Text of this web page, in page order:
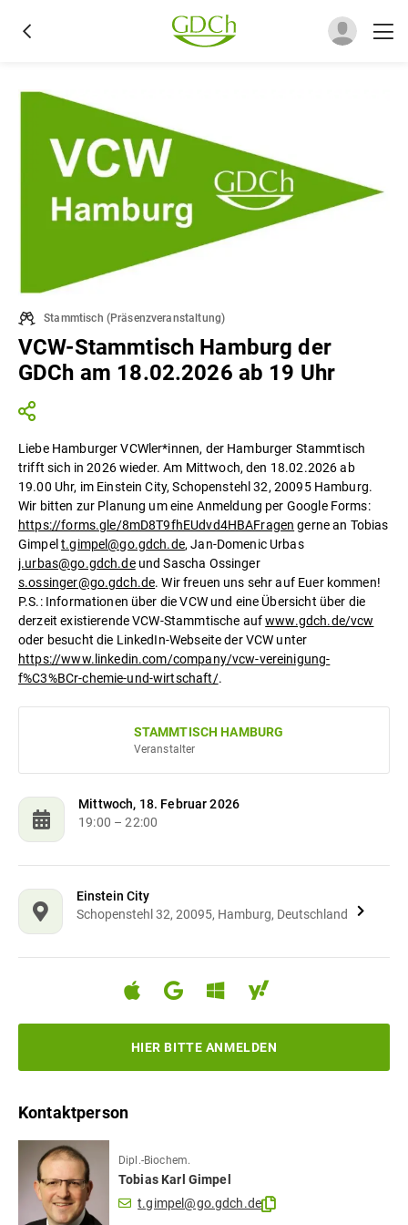
Stammtisch (Präsenzveranstaltung)
VCW-Stammtisch Hamburg der
GDCh am 18.02.2026 ab 19 Uhr
Liebe Hamburger VCWler*innen, der Hamburger Stammtisch
trifft sich in 2026 wieder. Am Mittwoch, den 18.02.2026 ab
19.00 Uhr, im Einstein City, Schopenstehl 32, 20095 Hamburg.
Wir bitten zur Planung um eine Anmeldung per Google Forms:
https://forms.gle/8mD8T9fhEUdvd4HBAFragen gerne an Tobias
Gimpelt.gimpel@go.gdch.de, Jan-Domenic Urbas
j.urbas@go.gdch.deund Sascha Ossinger
s.ossinger@go.gdch.de. Wir freuen uns sehr auf Euer kommen!
P.S.: Informationen über die VCW und eine Übersicht über die
derzeit existierende VCW-Stammtische aufwww.gdch.de/vcw
oder besucht die LinkedIn-Webseite der VCW unter
https://www.linkedin.com/company/vcw-vereinigung-
f%C3%BCr-chemie-und-wirtschaft/.
Veranstalter
STAMMTISCH HAMBURG
Mittwoch, 18. Februar 2026
19:00 – 22:00
Einstein City
Schopenstehl 32, 20095, Hamburg, Deutschland
HIER BITTE ANMELDEN
Kontaktperson
Dipl.-Biochem.
Tobias Karl Gimpel
t.gimpel@go.gdch.de